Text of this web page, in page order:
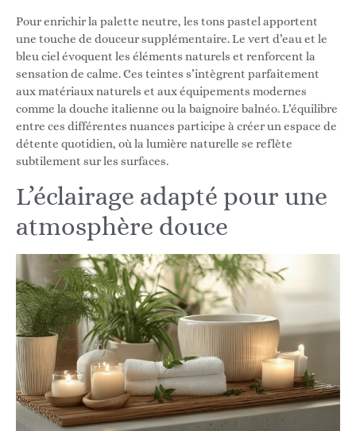
Pour enrichir la palette neutre, les tons pastel apportent
une touche de douceur supplémentaire. Le vert d’eau et le
bleu ciel évoquent les éléments naturels et renforcent la
sensation de calme. Ces teintes s’intègrent parfaitement
aux matériaux naturels et aux équipements modernes
comme la douche italienne ou la baignoire balnéo. L’équilibre
entre ces différentes nuances participe à créer un espace de
détente quotidien, où la lumière naturelle se reflète
subtilement sur les surfaces.
L’éclairage adapté pour une
atmosphère douce